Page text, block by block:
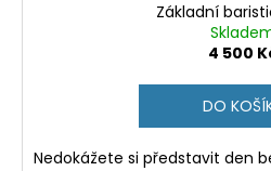
Základní
4 500
DO
Nedokážete si představit den